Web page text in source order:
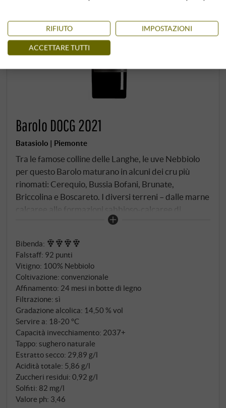
Barolo DOCG 2021
Batasiolo | Piemonte
Tra le famose colline delle Langhe, le uve Nebbiolo
per questo Barolo maturano in alcuni dei cru più
rinomati: Cerequio, Bussia Bofani, Brunate,
Briccolina e Boscareto. I diversi terreni – dalle marne
calcaree alle formazioni sabbioso-calcaree di
Helveticum – si combinano qui per creare
profondità. L'affinamento in grandi botti di rovere
preserva il carattere dei vigneti senza smussarne le
peculiarità.
Bibenda:
Falstaff: 92 punti
Vitigno: 100% Nebbiolo
Coltivazione: convenzionale
Affinamento: 24 mesi in botte di legno
Filtrazione: sì
Gradazione alcolica: 14,50 % vol
Servire a: 18‑20 °C
Capacità invecchiamento: 2037+
Tappo: sughero naturale
Estratto secco: 29,89 g/l
Acidità totale: 5,86 g/l
Zuccheri residui: 0,92 g/l
Solfiti: 82 mg/l
Valore ph: 3,46
RIFIUTO IMPOSTAZIONI
ACCETTARE TUTTI